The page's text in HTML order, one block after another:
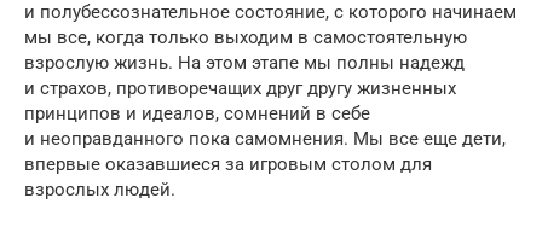
и полубессознательное состояние, с которого начинаем
мы все, когда только выходим в самостоятельную
взрослую жизнь. На этом этапе мы полны надежд
и страхов, противоречащих друг другу жизненных
принципов и идеалов, сомнений в себе
и неоправданного пока самомнения. Мы все еще дети,
впервые оказавшиеся за игровым столом для
взрослых людей.